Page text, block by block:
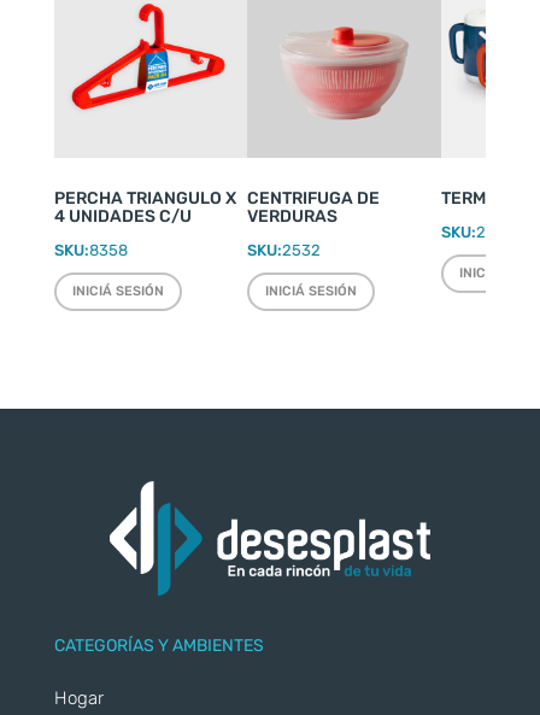
PERCHA TRIANGULO X
4 UNIDADES C/U
SKU:8358
INICIÁ SESIÓN
CENTRIFUGA DE
VERDURAS
SKU:2532
INICIÁ SESIÓN
TERMO
SKU:2220
INICIÁ
CATEGORÍAS Y AMBIENTES
Hogar